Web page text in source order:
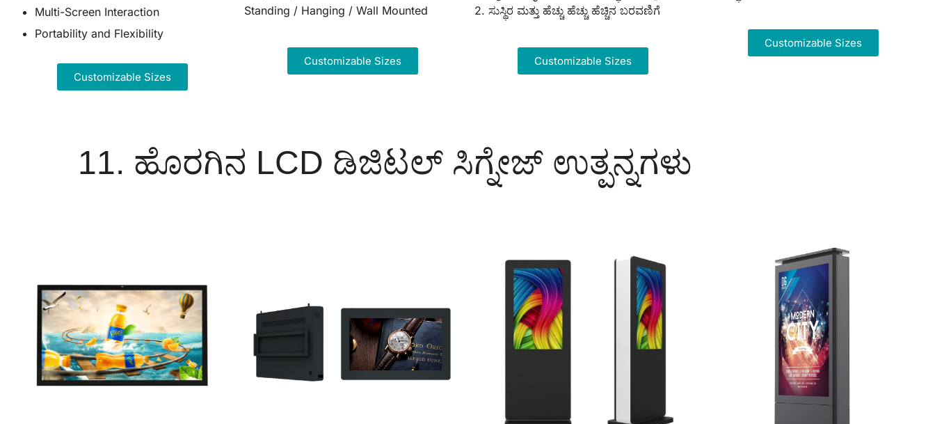
Multi-Screen Interaction
Portability and Flexibility
Customizable Sizes
Standing / Hanging / Wall Mounted
Customizable Sizes
2. ಸುಸ್ಥಿರ ಮತ್ತು ಹೆಚ್ಚು ಹೆಚ್ಚು ಹೆಚ್ಚಿನ ಬರವಣಿಗೆ
Customizable Sizes
Customizable Sizes
11. ಹೊರಗಿನ LCD ಡಿಜಿಟಲ್ ಸಿಗ್ನೇಜ್ ಉತ್ಪನ್ನಗಳು